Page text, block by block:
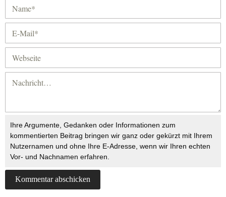
Ihre Argumente, Gedanken oder Informationen zum
kommentierten Beitrag bringen wir ganz oder gekürzt mit Ihrem
Nutzernamen und ohne Ihre E-Adresse, wenn wir Ihren echten
Vor- und Nachnamen erfahren.